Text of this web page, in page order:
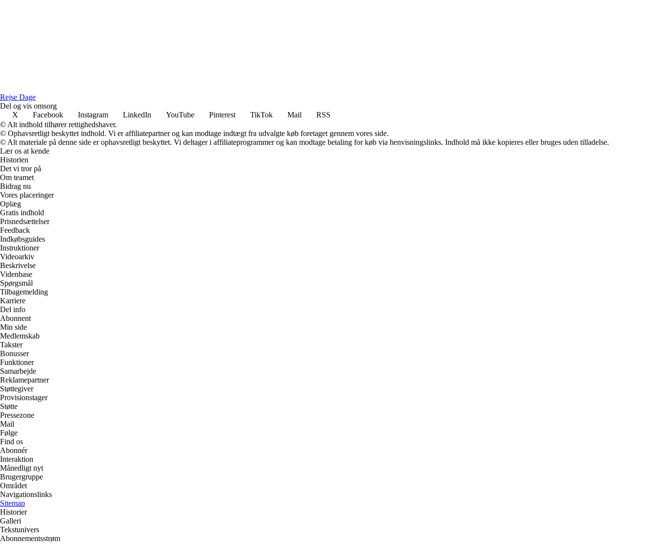
Rejse Dage
Del og vis omsorg
X
Facebook Instagram LinkedIn YouTube Pinterest TikTok Mail
RSS
© Alt indhold tilhører rettighedshaver.
© Ophavsretligt beskyttet indhold. Vi er affiliatepartner og kan modtage indtægt fra udvalgte køb foretaget gennem vores side.
© Alt materiale på denne side er ophavsretligt beskyttet. Vi deltager i affiliateprogrammer og kan modtage betaling for køb via henvisningslinks. Indhold må ikke kopieres eller bruges uden tilladelse.
Lær os at kende
Historien
Det vi tror på
Om teamet
Bidrag nu
Vores placeringer
Oplæg
Gratis indhold
Prisnedsættelser
Feedback
Indkøbsguides
Instruktioner
Videoarkiv
Beskrivelse
Videnbase
Spørgsmål
Tilbagemelding
Karriere
Del info
Abonnent
Min side
Medlemskab
Takster
Bonusser
Funktioner
Samarbejde
Reklamepartner
Støttegiver
Provisionstager
Støtte
Pressezone
Mail
Følge
Find os
Abonnér
Interaktion
Månedligt nyt
Brugergruppe
Området
Navigationslinks
Sitemap
Historier
Galleri
Tekstunivers
Abonnementsstrøm